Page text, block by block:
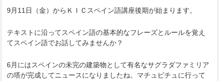
9月11日（金）からＫＩＣスペイン語講座後期が始まります。
テキストに沿ってスペイン語の基本的なフレーズとルールを覚え
てスペイン語でお話してみませんか？
6月にはスペインの未完の建築物として有名なサグラダファミリア
の塔が完成してニュースになりましたね。マチュピチュに行って